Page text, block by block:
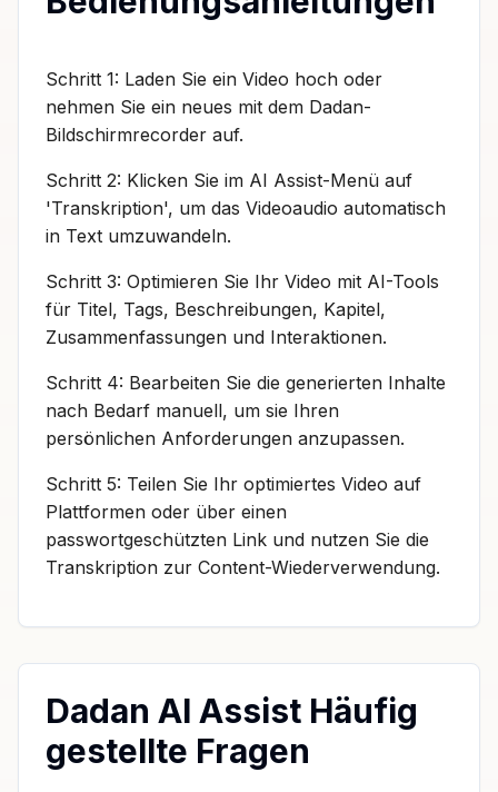
Schritt 1: Laden Sie ein Video hoch oder
nehmen Sie ein neues mit dem Dadan-
Bildschirmrecorder auf.
Schritt 2: Klicken Sie im AI Assist-Menü auf
'Transkription', um das Videoaudio automatisch
in Text umzuwandeln.
Schritt 3: Optimieren Sie Ihr Video mit AI-Tools
für Titel, Tags, Beschreibungen, Kapitel,
Zusammenfassungen und Interaktionen.
Schritt 4: Bearbeiten Sie die generierten Inhalte
nach Bedarf manuell, um sie Ihren
persönlichen Anforderungen anzupassen.
Schritt 5: Teilen Sie Ihr optimiertes Video auf
Plattformen oder über einen
passwortgeschützten Link und nutzen Sie die
Transkription zur Content-Wiederverwendung.
Dadan AI Assist Häufig
gestellte Fragen